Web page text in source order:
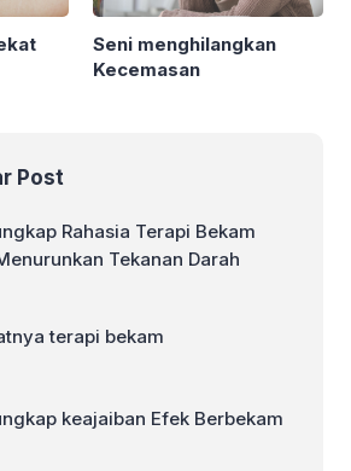
Seni menghilangkan
Kecemasan
Post
Rahasia Terapi Bekam
Tekanan Darah
terapi bekam
keajaiban Efek Berbekam